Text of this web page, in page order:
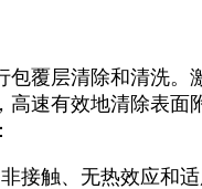
覆层清除和清洗
速有效地清除表
接触、无热效应和